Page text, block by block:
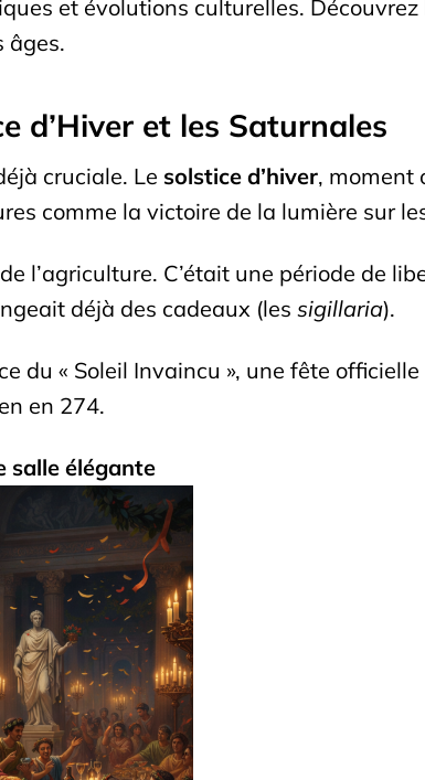
et évolutions culturelles. Découvrez
âges.
d’Hiver et les Saturnales
cruciale. Le solstice d’hiver, moment
comme la victoire de la lumière sur
l’agriculture. C’était une période de
déjà des cadeaux (les sigillaria).
du « Soleil Invaincu », une fête
en 274.
salle élégante